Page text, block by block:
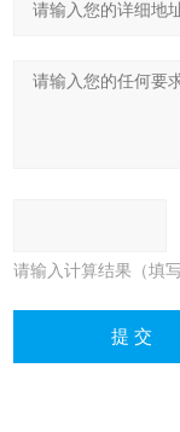
请输入计算结果（填